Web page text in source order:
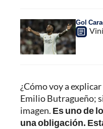
Gol
¿Cómo voy a
Emilio Butragueño;
imagen. Es uno de
una obligación.